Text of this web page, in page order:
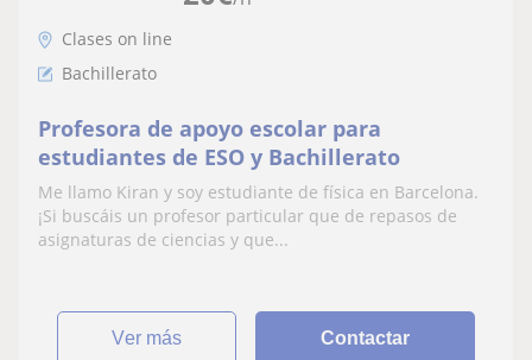
Clases on line
Bachillerato
Profesora de apoyo escolar para
estudiantes de ESO y Bachillerato
Me llamo Kiran y soy estudiante de física en Barcelona.
¡Si buscáis un profesor particular que de repasos de
asignaturas de ciencias y que...
ver más Contactar